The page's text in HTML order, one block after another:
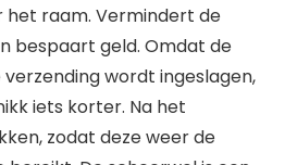
het raam. Vermindert de
bespaart geld. Omdat de
wordt ingeslagen,
iets korter. Na het
zodat deze weer de